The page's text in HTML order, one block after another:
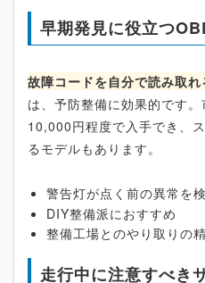
早期発見に役立つ
故障コードを自分で読み取れ
は、予防整備に効果的です
10,000円程度で入手でき、
るモデルもあります。
警告灯が点く前の異常を
DIY整備派におすすめ
整備工場とのやり取りの
走行中に注意すべき